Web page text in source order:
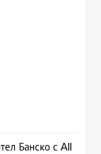
Банско с All